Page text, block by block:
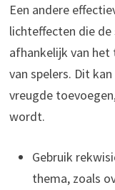
Een andere
lichteffecten die de
afhankelijk van
van spelers. Dit
vreugde
wordt.
Gebruik
thema, zoals